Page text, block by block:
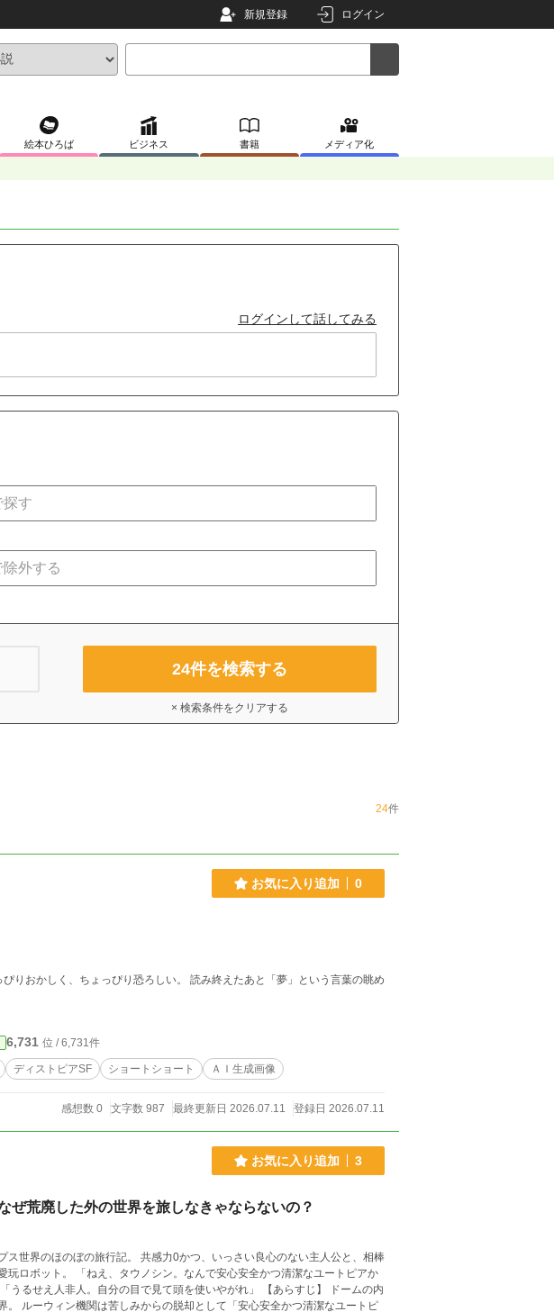
新規登録 ログイン
絵本ひろば ビジネス 書籍 メディア化
ログインして話してみる
24件を検索する
× 検索条件をクリアする
24件
お気に入り追加 0
りおかしく、ちょっぴり恐ろしい。 読み終えたあと「夢」という言葉の眺め
6,731 位 / 6,731件
ディストピアSF ショートショート ＡＩ生成画像
感想数 0 文字数 987 最終更新日 2026.07.11 登録日 2026.07.11
お気に入り追加 3
ぜ荒廃した外の世界を旅しなきゃならないの？
世界のほのぼの旅行記。 共感力0かつ、いっさい良心のない主人公と、相棒
かつ清潔なユートピアか
人。自分の目で見て頭を使いやがれ」 【あらすじ】 ドームの内
ルーウィン機関は苦しみからの脱却として「安心安全かつ清潔なユートピ